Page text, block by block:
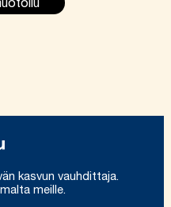
kasvun vauhdittaja.
meille.